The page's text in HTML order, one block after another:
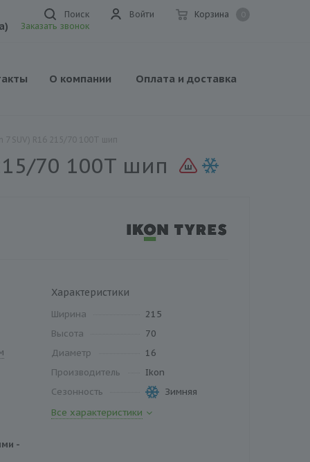
Корзина
Войти
Поиск
Заказать звонок
О компании Оплата и доставка
70 100T шип
-
Характеристики
Ширина
215
Высота
70
Диаметр
16
Производитель
Ikon
Сезонность
Зимняя
Все характеристики